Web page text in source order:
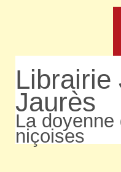
Librairie
Jaurès
La
niçoises